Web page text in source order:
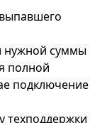
нужной суммы
полной
подключение
техподдержки